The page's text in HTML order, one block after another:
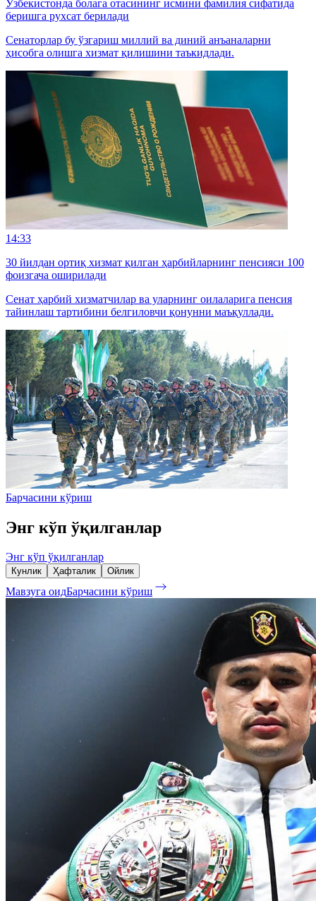
Ўзбекистонда болага отасининг исмини фамилия сифатида
беришга рухсат берилади
Сенаторлар бу ўзгариш миллий ва диний анъаналарни
ҳисобга олишга хизмат қилишини таъкидлади.
14:33
30 йилдан ортиқ хизмат қилган ҳарбийларнинг пенсияси 100
фоизгача оширилади
Сенат ҳарбий хизматчилар ва уларнинг оилаларига пенсия
тайинлаш тартибини белгиловчи қонунни маъқуллади.
Барчасини кўриш
Энг кўп ўқилганлар
Энг кўп ўқилганлар
Кунлик Ҳафталик Ойлик
Мавзуга оидБарчасини кўриш